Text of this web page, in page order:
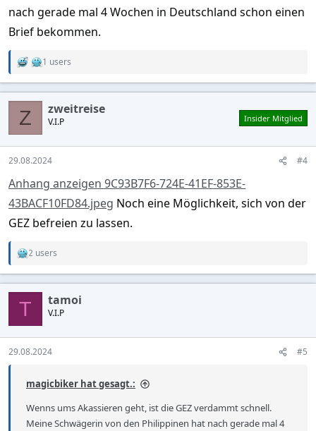
Rundfunkgeräte, noch spricht sie Deutsch auf dem Level, dass
sie dem Programm folgen könnte...
nur gemeldet sind, da sie mit einem Deutschen verheiratet
sind, aber nicht dauerhaft hier leben von dem Beitrag befreit?
nach gerade mal 4 Wochen in Deutschland schon einen
Brief bekommen.
R
a
c
o
n
s
1 users
Z zweitreise
V.I.P Insider Mitglied
29.08.2024 #4
Anhang anzeigen 9C93B7F6-724E-41EF-853E-
43BACF10FD84.jpeg Noch eine Möglichkeit, sich von der
GEZ befreien zu lassen.
R
a
c
o
n
s
2 users
T tamoi
V.I.P
29.08.2024 #5
magicbiker hat gesagt.:
Wenns ums Akassieren geht, ist die GEZ verdammt schnell.
Meine Schwägerin von den Philippinen hat nach gerade mal 4